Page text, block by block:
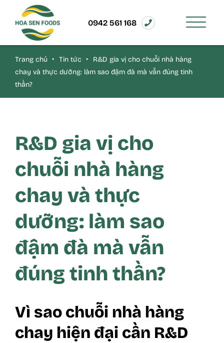
0942 561 168
Trang chủ ‣ Tin tức ‣ R&D gia vị cho chuỗi nhà hàng
chay và thực dưỡng: làm sao đậm đà mà vẫn đúng tinh
thần?
R&D gia vị cho
chuỗi nhà hàng
chay và thực
dưỡng: làm sao
đậm đà mà vẫn
đúng tinh thần?
Vì sao chuỗi nhà hàng
chay hiện đại cần R&D